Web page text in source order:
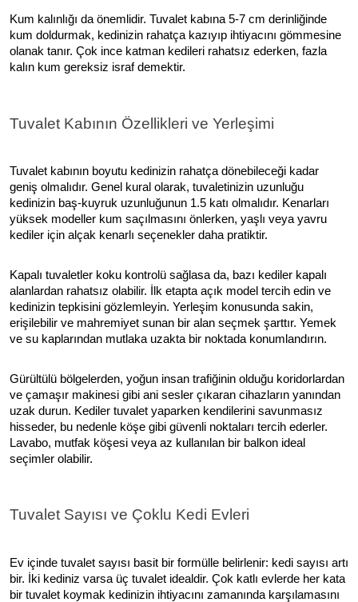
Kum kalınlığı da önemlidir. Tuvalet kabına 5-7 cm derinliğinde
kum doldurmak, kedinizin rahatça kazıyıp ihtiyacını gömmesine
olanak tanır. Çok ince katman kedileri rahatsız ederken, fazla
kalın kum gereksiz israf demektir.
Tuvalet Kabının Özellikleri ve Yerleşimi
Tuvalet kabının boyutu kedinizin rahatça dönebileceği kadar
geniş olmalıdır. Genel kural olarak, tuvaletinizin uzunluğu
kedinizin baş-kuyruk uzunluğunun 1.5 katı olmalıdır. Kenarları
yüksek modeller kum saçılmasını önlerken, yaşlı veya yavru
kediler için alçak kenarlı seçenekler daha pratiktir.
Kapalı tuvaletler koku kontrolü sağlasa da, bazı kediler kapalı
alanlardan rahatsız olabilir. İlk etapta açık model tercih edin ve
kedinizin tepkisini gözlemleyin. Yerleşim konusunda sakin,
erişilebilir ve mahremiyet sunan bir alan seçmek şarttır. Yemek
ve su kaplarından mutlaka uzakta bir noktada konumlandırın.
Gürültülü bölgelerden, yoğun insan trafiğinin olduğu koridorlardan
ve çamaşır makinesi gibi ani sesler çıkaran cihazların yanından
uzak durun. Kediler tuvalet yaparken kendilerini savunmasız
hisseder, bu nedenle köşe gibi güvenli noktaları tercih ederler.
Lavabo, mutfak köşesi veya az kullanılan bir balkon ideal
seçimler olabilir.
Tuvalet Sayısı ve Çoklu Kedi Evleri
Ev içinde tuvalet sayısı basit bir formülle belirlenir: kedi sayısı artı
bir. İki kediniz varsa üç tuvalet idealdir. Çok katlı evlerde her kata
bir tuvalet koymak kedinizin ihtiyacını zamanında karşılamasını